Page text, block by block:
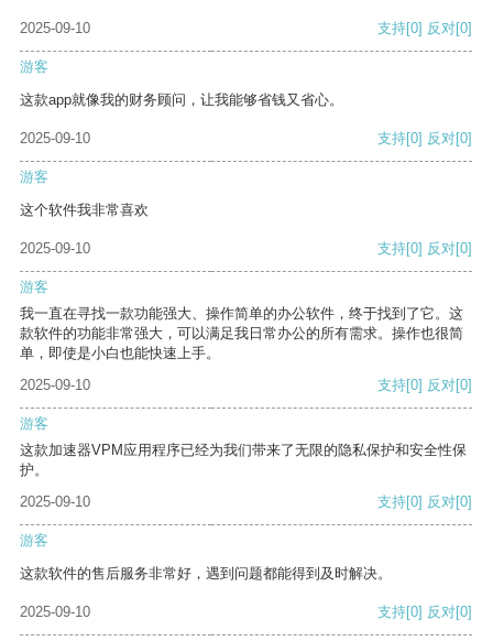
2025-09-10 支持[0] 反对[0]
游客
这款app就像我的财务顾问，让我能够省钱又省心。
2025-09-10 支持[0] 反对[0]
游客
这个软件我非常喜欢
2025-09-10 支持[0] 反对[0]
游客
我一直在寻找一款功能强大、操作简单的办公软件，终于找到了它。这
款软件的功能非常强大，可以满足我日常办公的所有需求。操作也很简
单，即使是小白也能快速上手。
2025-09-10
支持[0] 反对[0]
游客
这款加速器VPM应用程序已经为我们带来了无限的隐私保护和安全性保
护。
2025-09-10
支持[0] 反对[0]
游客
这款软件的售后服务非常好，遇到问题都能得到及时解决。
2025-09-10 支持[0] 反对[0]